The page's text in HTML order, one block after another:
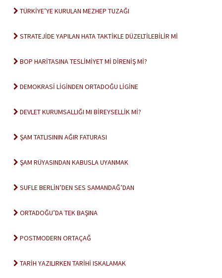
TÜRKİYE’YE KURULAN MEZHEP TUZAĞI
STRATEJİDE YAPILAN HATA TAKTİKLE DÜZELTİLEBİLİR Mİ
BOP HARİTASINA TESLİMİYET Mİ DİRENİŞ Mİ?
DEMOKRASİ LİGİNDEN ORTADOĞU LİGİNE
DEVLET KURUMSALLIĞI MI BİREYSELLİK Mİ?
ŞAM TATLISININ AĞIR FATURASI
ŞAM RÜYASINDAN KABUSLA UYANMAK
SUFLE BERLİN’DEN SES SAMANDAĞ’DAN
ORTADOĞU’DA TEK BAŞINA
POSTMODERN ORTAÇAĞ
TARİH YAZILIRKEN TARİHİ ISKALAMAK